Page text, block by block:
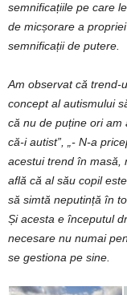
semnificațiile pe care
de micșorare a
semnificații de putere.
Am observat că trend-
concept al autismului
că nu de puține ori am
că-i autist”, „- N-a
acestui trend în masă,
află că al său copil
să simtă neputință în
Și acesta e începutul
necesare nu numai
se gestiona pe sine.